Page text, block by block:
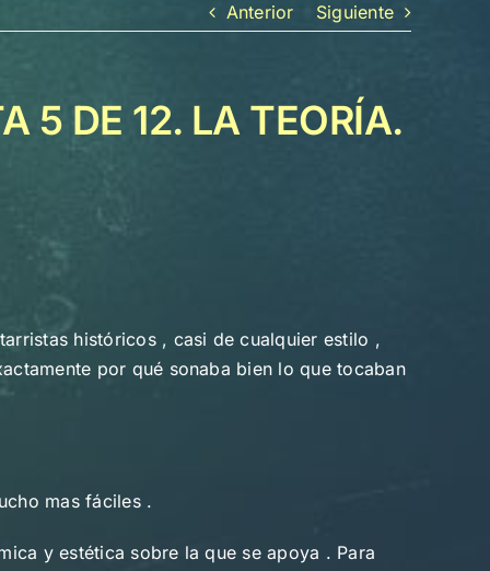
Anterior Siguiente
5 DE 12. LA TEORÍA.
históricos , casi de cualquier estilo ,
por qué sonaba bien lo que tocaban
mas fáciles .
y estética sobre la que se apoya . Para